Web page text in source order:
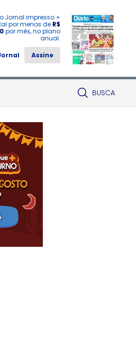
Jornal impresso +
por menos de R$
por mês, no plano
anual.
Assine
BUSCA